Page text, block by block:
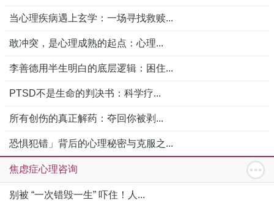
当心理疾病遇上玄学：一场寻找救赎...
敢冲突，是心理成熟的起点：心理...
李善德用半生明白的底层逻辑：困住...
PTSD不是生命的判决书：科学疗...
所有创伤的真正解药：夺回你被剥...
恐惧犯错」背后的心理秘密与克服之...
焦虑症心理咨询
别被 “一次错毁一生” 吓住！人...